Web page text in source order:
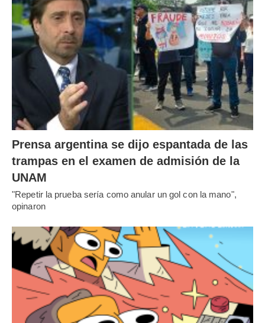
Prensa argentina se dijo espantada de las
trampas en el examen de admisión de la
UNAM
"Repetir la prueba sería como anular un gol con la mano",
opinaron